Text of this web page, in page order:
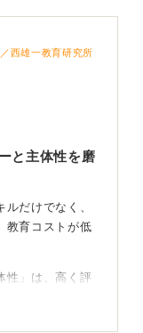
西雄一教育研究所
と主体性を磨
だけでなく、
教育コストが低
性」は、高く評